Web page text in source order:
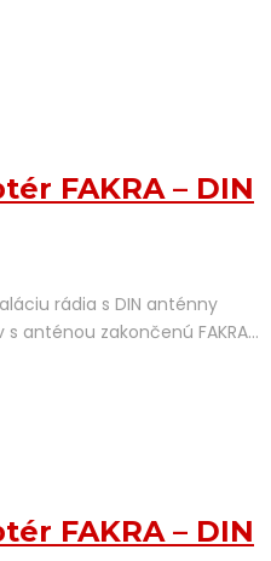
FAKRA – DIN
rádia s DIN anténny
anténou zakončenú FAKRA…
FAKRA – DIN